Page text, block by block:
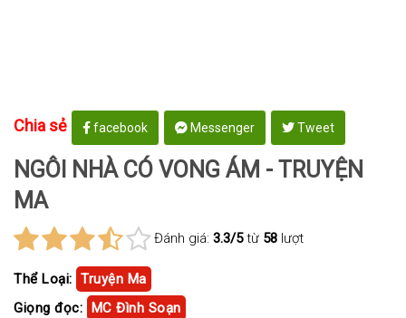
Chia sẻ facebook Messenger Tweet
NGÔI NHÀ CÓ VONG ÁM - TRUYỆN
MA
Đánh giá: 3.3/5từ 58 lượt
Thể Loại: Truyện Ma
Giọng đọc: MC Đình Soạn